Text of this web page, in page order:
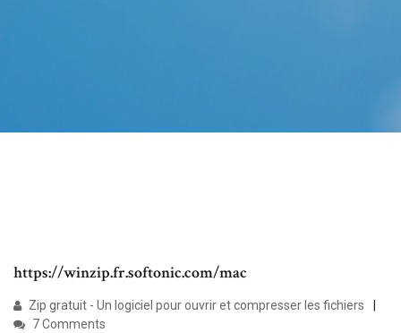
https://winzip.fr.softonic.com/mac
Zip gratuit - Un logiciel pour ouvrir et compresser les fichiers
7 Comments